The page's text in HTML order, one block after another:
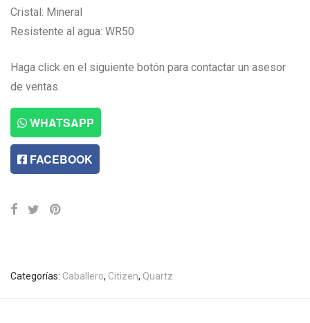
Cristal: Mineral
Resistente al agua: WR50
Haga click en el siguiente botón para contactar un asesor
de ventas.
WHATSAPP
FACEBOOK
Categorías: Caballero, Citizen, Quartz